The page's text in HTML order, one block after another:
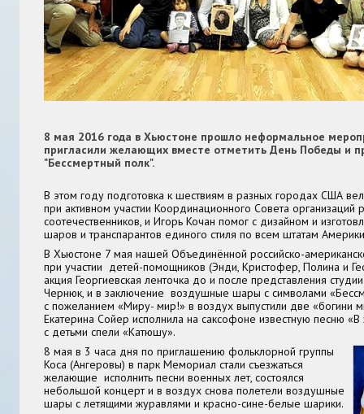
8 мая 2016 года в Хьюстоне прошло неформальное
пригласили желающих вместе отметить День Победы и
"Бессмертный полк".
В этом году подготовка к шествиям в разных городах США
при активном участии Координационного Совета организаций
соотечественников, и Игорь Кочан помог с дизайном и
шаров и транспарантов единого стиля по всем штатам
В Хьюстоне 7 мая нашей Объединённой российско-
при участии детей-помощников (Энди, Кристофер, Полина и
акция Георгиевская ленточка до и после представления
Чернюк, и в заключение воздушные шары с символами
с пожеланием «Миру- мир!» в воздух выпустили две «богини
Екатерина Сойер исполнила на саксофоне известную песню
с детьми спели «Катюшу».
8 мая в 3 часа дня по приглашению фольклорной группы
Коса (Ангеровы) в парк Мемориал стали съезжаться
желающие исполнить песни военных лет, состоялся
небольшой концерт и в воздух снова полетели воздушные
шары с летящими журавлями и красно-сине-белые шарики.